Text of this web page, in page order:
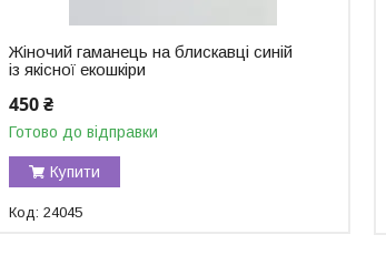
Жіночий гаманець на блискавці синій
із якісної екошкіри
450 ₴
Готово до відправки
Купити
24045